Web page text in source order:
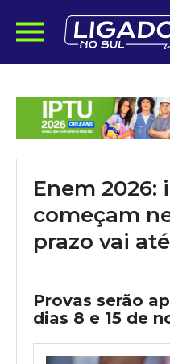
Enem 2026:
começam
prazo vai
Provas serão
dias 8 e 15 de